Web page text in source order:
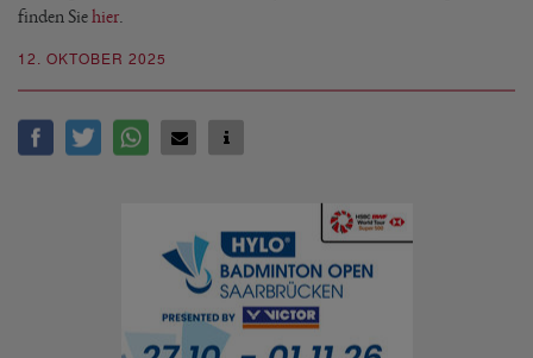
12. OKTOBER 2025
finden Siehier